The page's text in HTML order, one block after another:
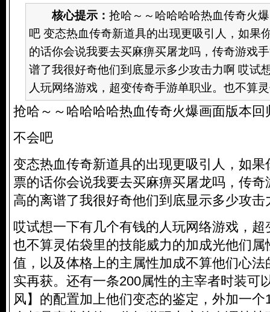
核心提示： 抢哈～～哈哈哈哈热血传奇火
吧 变态热血传奇新道具的出现更吸引人，如果
的话你会说我要去买麻痹买屠龙吗，传奇游戏
谱了我很好奇他们到底显示多少攻击力啊 哎试
人玩网络游戏，超变传奇手游单职业。也不算
抢哈～～哈哈哈哈热血传奇火爆画面版本回
不会吧
变态热血传奇新道具的出现更吸引人，如
票的话你会说我要去买麻痹买屠龙吗，传
高的离谱了我很好奇他们到底显示多少攻击
哎试想一下有几个有钱的人玩网络游戏，
也不算灵佑袋里的技能威力的加成光他们
值，以及体格上的主属性加成不算他们心
实再获。还有一条200属性的主宰者时装可
风】的配置加上他们变态的鉴定，外加一